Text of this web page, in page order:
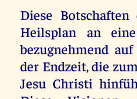
Diese Botschaften
Heilsplan an
bezugnehmend
der Endzeit, die
Jesu Christi